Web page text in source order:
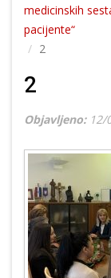
medicinskih
pacijente“
2
2
Objavljeno: 12/